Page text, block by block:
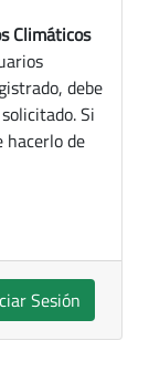
Climáticos
debe
Si
hacerlo de
Sesión